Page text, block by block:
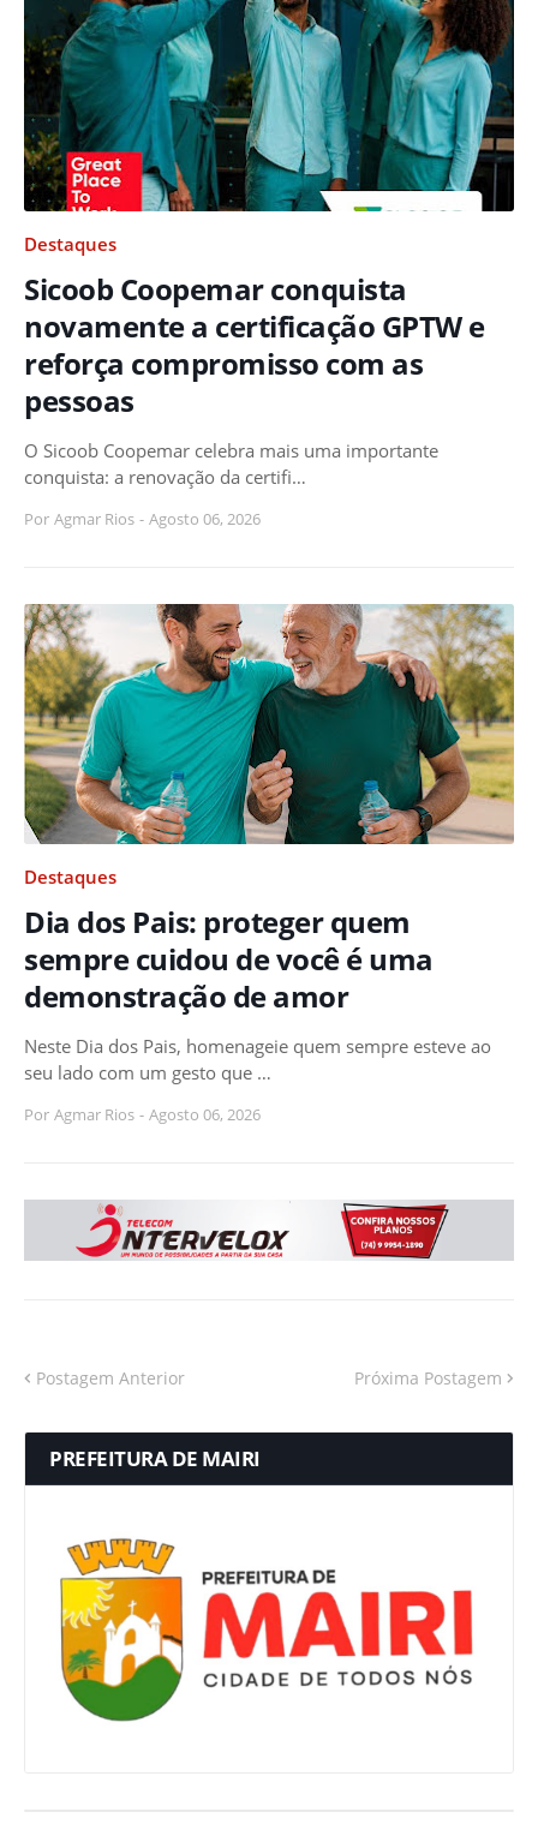
Destaques
Sicoob Coopemar conquista
novamente a certificação GPTW e
reforça compromisso com as
pessoas
O Sicoob Coopemar celebra mais uma importante
conquista: a renovação da certifi…
Por Agmar Rios - Agosto 06, 2026
Destaques
Dia dos Pais: proteger quem
sempre cuidou de você é uma
demonstração de amor
Neste Dia dos Pais, homenageie quem sempre esteve ao
seu lado com um gesto que …
Por Agmar Rios - Agosto 06, 2026
Postagem Anterior Próxima Postagem
PREFEITURA DE MAIRI